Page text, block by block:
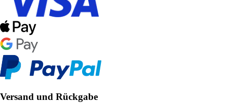
Versand und Rückgabe